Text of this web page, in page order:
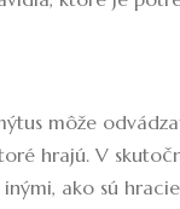
môže
hrajú. V
ako sú hracie